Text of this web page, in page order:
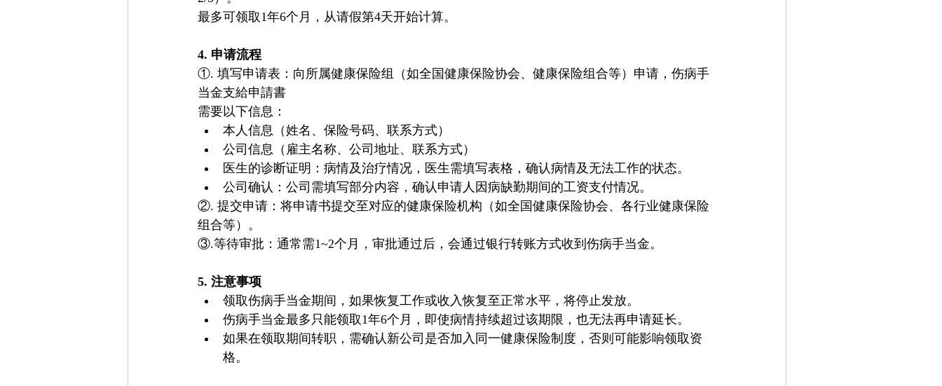
最多可领取1年6个月，从请假第4天开始计算。
4. 申请流程
①. 填写申请表：向所属健康保险组（如全国健康保险协会、健康保险组合等）申请，伤病手
当金支給申請書
需要以下信息：
本人信息（姓名、保险号码、联系方式）
公司信息（雇主名称、公司地址、联系方式）
医生的诊断证明：病情及治疗情况，医生需填写表格，确认病情及无法工作的状态。
公司确认：公司需填写部分内容，确认申请人因病缺勤期间的工资支付情况。
②. 提交申请：将申请书提交至对应的健康保险机构（如全国健康保险协会、各行业健康保险
组合等）。
③.等待审批：通常需1~2个月，审批通过后，会通过银行转账方式收到伤病手当金。
5. 注意事项
领取伤病手当金期间，如果恢复工作或收入恢复至正常水平，将停止发放。
伤病手当金最多只能领取1年6个月，即使病情持续超过该期限，也无法再申请延长。
如果在领取期间转职，需确认新公司是否加入同一健康保险制度，否则可能影响领取资
格。